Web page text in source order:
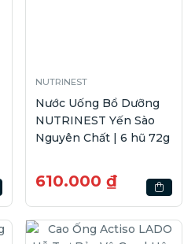
NUTRINEST
Nước Uống Bổ Dưỡng
NUTRINEST Yến Sào
Nguyên Chất | 6 hũ 72g
610.000 ₫